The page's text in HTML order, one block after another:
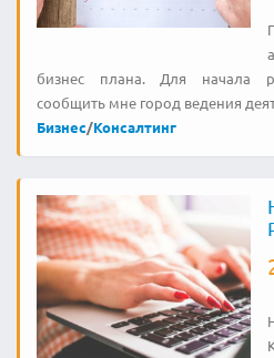
бизнес плана. Для начала
сообщить мне город ведения
Бизнес/Консалтинг